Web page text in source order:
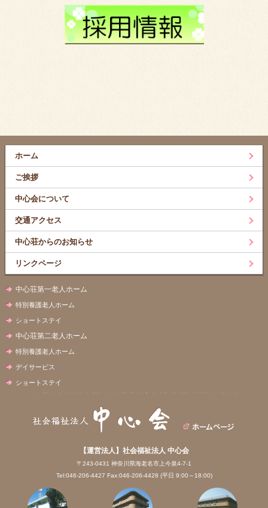
ホーム
ご挨拶
中心会について
交通アクセス
中心荘からのお知らせ
リンクページ
中心荘第一老人ホーム
特別養護老人ホーム
ショートステイ
中心荘第二老人ホーム
特別養護老人ホーム
デイサービス
ショートステイ
【運営法人】社会福祉法人 中心会
〒243-0431 神奈川県海老名市上今泉4-7-1
Tel:046-206-4427 Fax:046-206-4428 (平日 9:00～18:00)